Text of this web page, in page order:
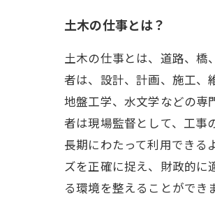
土木の仕事とは？
土木の仕事とは、道路、橋
者は、設計、計画、施工、
地盤工学、水文学などの専
者は現場監督として、工事
長期にわたって利用できる
ズを正確に捉え、財政的に
る環境を整えることができ